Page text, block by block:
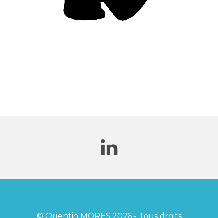
© Quentin MORES 2026 - Tous droits